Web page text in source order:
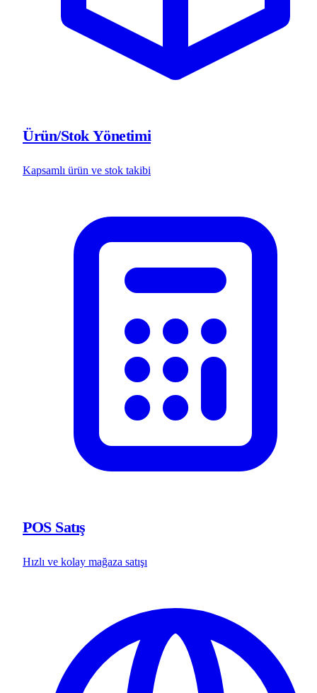
Ürün/Stok Yönetimi
Kapsamlı ürün ve stok takibi
POS Satış
Hızlı ve kolay mağaza satışı